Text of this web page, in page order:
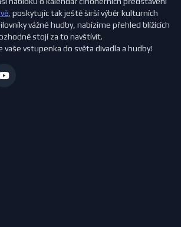
, poskytujíc tak ještě širší výběr kulturních
vážné hudby, nabízíme přehled blížících
stojí za to navštívit.
vaše vstupenka do světa divadla a hudby!